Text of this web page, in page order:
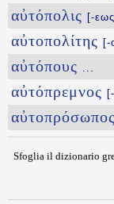
αὐτόπολις [-
αὐτοπολίτης [-
αὐτόπους ...
αὐτόπρεμνος
αὐτοπρόσωπος
Sfoglia il dizionario